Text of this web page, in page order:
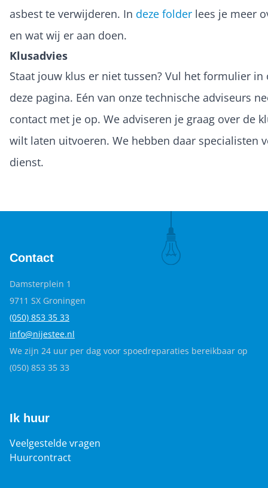
asbest te verwijderen. In deze folder lees je meer
en wat wij er aan doen.
Klusadvies
Staat jouw klus er niet tussen? Vul het formulier in
deze pagina. Eén van onze technische adviseurs
contact met je op. We adviseren je graag over de
wilt laten uitvoeren. We hebben daar specialisten
dienst.
Contact
Damsterplein 1
9711 SX Groningen
(050) 853 35 33
info@nijestee.nl
We zijn 24 uur per dag voor spoedreparaties bereikbaar op
(050) 853 35 33
Ik huur
Veelgestelde vragen
Huurcontract